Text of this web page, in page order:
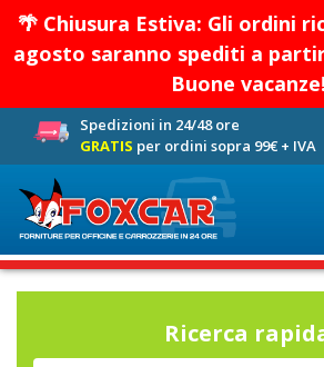
🌴 Chiusura Estiva: Gli ordini
agosto saranno spediti a
Buone vacanze!
Spedizioni in 24/48 ore
GRATIS per ordini sopra 99€ + IVA
Ricerca